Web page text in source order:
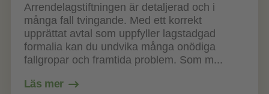
Arrendelagstiftningen är detaljerad och i
många fall tvingande. Med ett korrekt
upprättat avtal som uppfyller lagstadgad
formalia kan du undvika många onödiga
fallgropar och framtida problem. Som m...
Läs mer